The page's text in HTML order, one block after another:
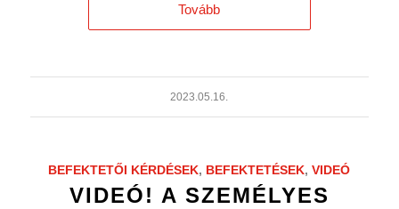
Tovább
2023.05.16.
BEFEKTETŐI KÉRDÉSEK, BEFEKTETÉSEK,VIDEÓ
VIDEÓ! A SZEMÉLYES